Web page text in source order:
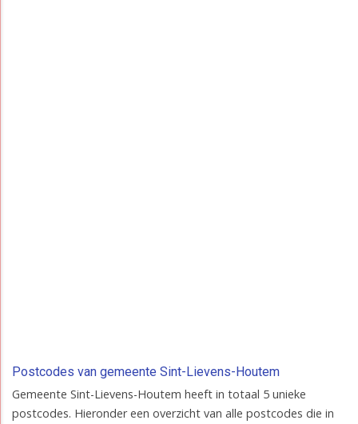
Postcodes van gemeente Sint-Lievens-Houtem
Gemeente Sint-Lievens-Houtem heeft in totaal 5 unieke
postcodes. Hieronder een overzicht van alle postcodes die in